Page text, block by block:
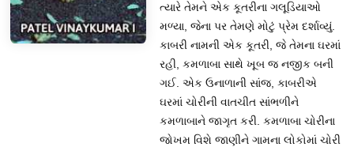
ત્યારે તેમને એક કૂતરીના ગલૂડિયાઓ
મળ્યા, જેના પર તેમણે મોટું પ્રેમ દર્શાવ્યું.
કાબરી નામની એક કૂતરી, જે તેમના ઘરમાં
રહી, કમળાબા સાથે ખૂબ જ નજીક બની
ગઈ. એક ઉનાળાની સાંજ, કાબરીએ
ઘરમાં ચોરીની વાતચીત સાંભળીને
કમળાબાને જાગૃત કરી. કમળાબા ચોરીના
જોખમ વિશે જાણીને ગામના લોકોમાં ચોરી